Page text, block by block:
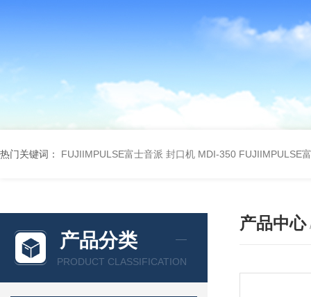
热门关键词： FUJIIMPULSE富士音派 封口机 MDI-350 FUJIIMPULSE
产品分类
PRODUCT CLASSIFICATION
产品中心